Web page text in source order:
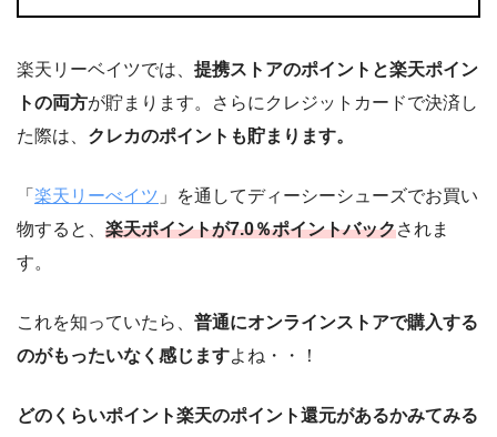
楽天リーベイツでは、 提携ストアのポイントと楽天ポイン
トの両方が貯まります。さらにクレジットカードで決済し
た際は、 クレカのポイントも貯まります。
「 楽天リーべイツ 」を通してディーシーシューズでお買い
物すると、 楽天ポイントが7.0％ポイントバックされま
す。
これを知っていたら、 普通にオンラインストアで購入する
のがもったいなく感じますよね・・！
どのくらいポイント楽天のポイント還元があるかみてみる